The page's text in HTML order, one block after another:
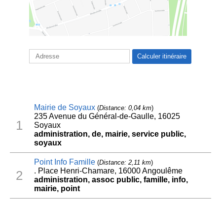
1
Mairie de Soyaux(Distance: 0,04 km)
235 Avenue du Général-de-Gaulle, 16025
Soyaux
administration, de, mairie, service public,
soyaux
2
Point Info Famille(Distance: 2,11 km)
. Place Henri-Chamare, 16000 Angoulême
administration, assoc public, famille, info,
mairie, point